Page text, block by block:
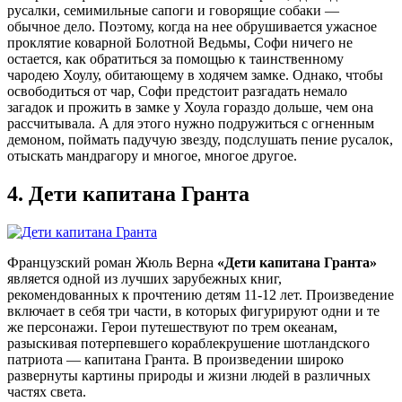
русалки, семимильные сапоги и говорящие собаки —
обычное дело. Поэтому, когда на нее обрушивается ужасное
проклятие коварной Болотной Ведьмы, Софи ничего не
остается, как обратиться за помощью к таинственному
чародею Хоулу, обитающему в ходячем замке. Однако, чтобы
освободиться от чар, Софи предстоит разгадать немало
загадок и прожить в замке у Хоула гораздо дольше, чем она
рассчитывала. А для этого нужно подружиться с огненным
демоном, поймать падучую звезду, подслушать пение русалок,
отыскать мандрагору и многое, многое другое.
4. Дети капитана Гранта
Французский роман Жюль Верна «Дети капитана Гранта»
является одной из лучших зарубежных книг,
рекомендованных к прочтению детям 11-12 лет. Произведение
включает в себя три части, в которых фигурируют одни и те
же персонажи. Герои путешествуют по трем океанам,
разыскивая потерпевшего кораблекрушение шотландского
патриота — капитана Гранта. В произведении широко
развернуты картины природы и жизни людей в различных
частях света.